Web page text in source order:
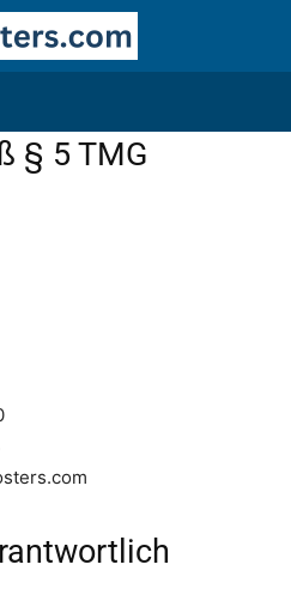
§ 5 TMG